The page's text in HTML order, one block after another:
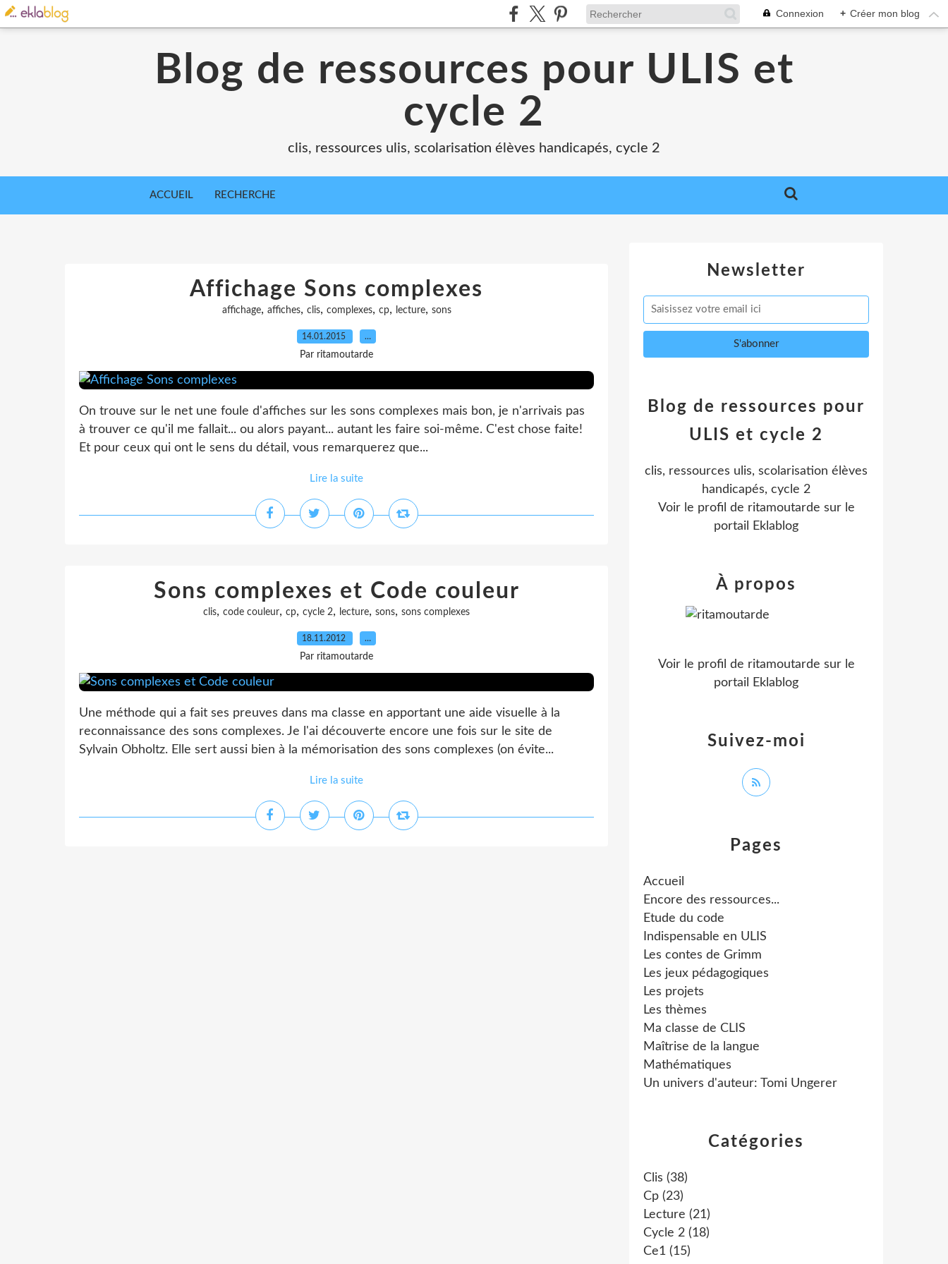
Connexion + Créer mon blog
Blog de ressources pour ULIS et
cycle 2
clis, ressources ulis, scolarisation élèves handicapés, cycle 2
ACCUEIL RECHERCHE
Affichage Sons complexes
affichage, affiches, clis, complexes, cp, lecture, sons
14.01.2015 …
Par ritamoutarde
On trouve sur le net une foule d'affiches sur les sons complexes mais bon, je n'arrivais pas
à trouver ce qu'il me fallait... ou alors payant... autant les faire soi-même. C'est chose faite!
Et pour ceux qui ont le sens du détail, vous remarquerez que...
Lire la suite
Sons complexes et Code couleur
clis, code couleur, cp, cycle 2, lecture, sons, sons complexes
18.11.2012 …
Par ritamoutarde
Une méthode qui a fait ses preuves dans ma classe en apportant une aide visuelle à la
reconnaissance des sons complexes. Je l'ai découverte encore une fois sur le site de
Sylvain Obholtz. Elle sert aussi bien à la mémorisation des sons complexes (on évite...
Lire la suite
Newsletter
Catégories
Clis (38)
Cp (23)
Lecture (21)
Cycle 2 (18)
Ce1 (15)
Pages
Accueil
Encore des ressources...
Etude du code
Indispensable en ULIS
Les contes de Grimm
Les jeux pédagogiques
Les projets
Les thèmes
Ma classe de CLIS
Maîtrise de la langue
Mathématiques
Un univers d'auteur: Tomi Ungerer
Blog de ressources pour
ULIS et cycle 2
clis, ressources ulis, scolarisation élèves
handicapés, cycle 2
Voir le profil de ritamoutarde sur le
portail Eklablog
Suivez-moi
À propos
Voir le profil de ritamoutarde sur le
portail Eklablog